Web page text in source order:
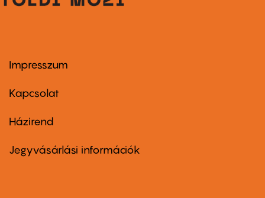
Footer
first
Impresszum
Kapcsolat
Footer
second
Házirend
Jegyvásárlási információk